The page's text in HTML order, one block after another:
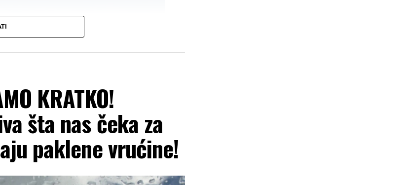
KRATKO!
šta nas čeka za
paklene vrućine!